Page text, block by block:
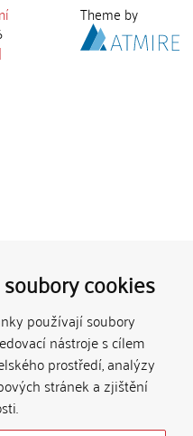
cookies
používají soubory
nástroje s cílem
prostředí, analýzy
stránek a zjištění
Theme by